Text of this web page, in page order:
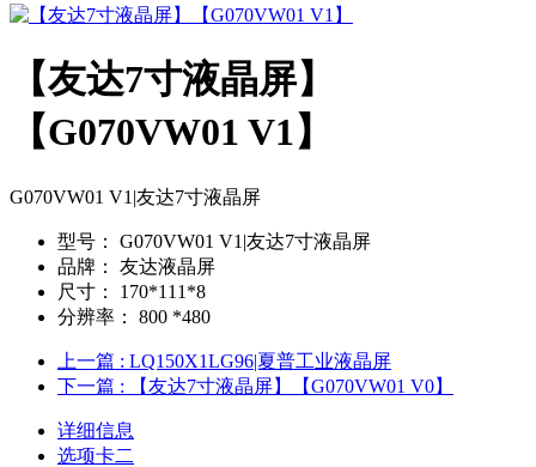
【友达7寸液晶屏】
【G070VW01 V1】
G070VW01 V1|友达7寸液晶屏
型号：
G070VW01 V1|友达7寸液晶屏
品牌：
友达液晶屏
尺寸：
170*111*8
分辨率：
800 *480
上一篇 : LQ150X1LG96|夏普工业液晶屏
下一篇 : 【友达7寸液晶屏】【G070VW01 V0】
详细信息
选项卡二